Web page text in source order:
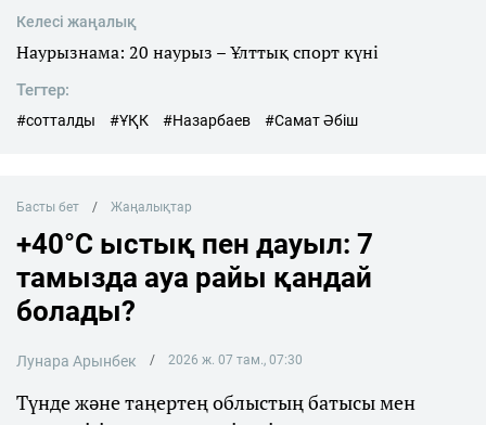
Келесі жаңалық
Наурызнама: 20 наурыз – Ұлттық спорт күні
Тегтер:
#сотталды #ҰҚК #Назарбаев #Самат Әбіш
Басты бет Жаңалықтар
+40°C ыстық пен дауыл: 7
тамызда ауа райы қандай
болады?
Лунара Арынбек 2026 ж. 07 там., 07:30
Түнде және таңертең облыстың батысы мен